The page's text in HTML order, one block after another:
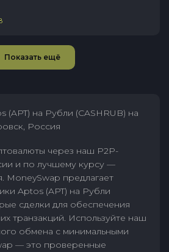
Показать ещё
(APT) на Рубли (CASHRUB) на
Россия
через наш P2P-
и по лучшему курсу —
MoneySwap предлагает
Aptos (APT) на Рубли
сделки для обеспечения
транзакций. Используйте наш
обмена с минимальными
— это проверенные